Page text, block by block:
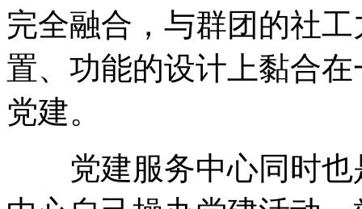
完全融合，与群团的社
置、功能的设计上黏合
党建。
党建服务中心同时也